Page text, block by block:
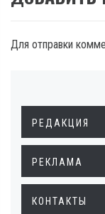
Для отправки
РЕДАКЦИЯ
РЕКЛАМА
КОНТАКТЫ